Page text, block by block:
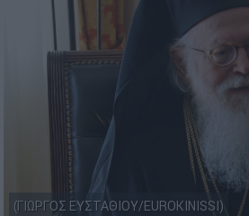
(ΓΙΩΡΓΟΣ ΕΥΣΤΑΘΙΟΥ/EUROKINISSI)